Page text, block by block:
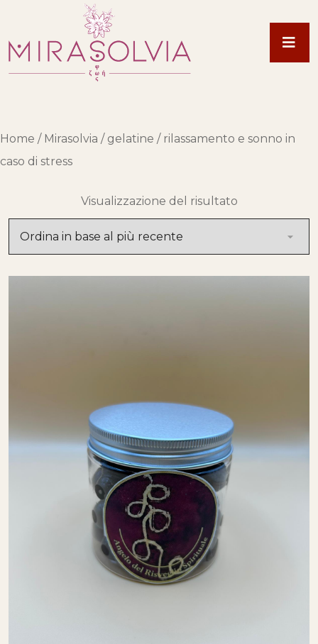
Home / Mirasolvia / gelatine / rilassamento e sonno in
caso di stress
Visualizzazione del risultato